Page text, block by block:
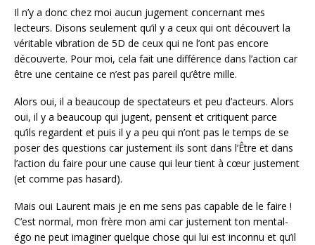
Il n’y a donc chez moi aucun jugement concernant mes
lecteurs. Disons seulement qu’il y a ceux qui ont découvert la
véritable vibration de 5D de ceux qui ne l’ont pas encore
découverte. Pour moi, cela fait une différence dans l’action car
être une centaine ce n’est pas pareil qu’être mille.
Alors oui, il a beaucoup de spectateurs et peu d’acteurs. Alors
oui, il y a beaucoup qui jugent, pensent et critiquent parce
qu’ils regardent et puis il y a peu qui n’ont pas le temps de se
poser des questions car justement ils sont dans l’Être et dans
l’action du faire pour une cause qui leur tient à cœur justement
(et comme pas hasard).
Mais oui Laurent mais je en me sens pas capable de le faire !
C’est normal, mon frère mon ami car justement ton mental-
égo ne peut imaginer quelque chose qui lui est inconnu et qu’il